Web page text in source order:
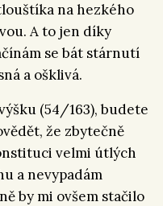
na hezkého
A to jen díky
se bát stárnutí
a ošklivá.
(54/163), budete
že zbytečně
velmi útlých
a nevypadám
by mi ovšem stačilo